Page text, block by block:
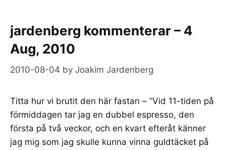
jardenberg kommenterar – 4
Aug, 2010
2010-08-04 by Joakim Jardenberg
Titta hur vi brutit den här fastan – ”Vid 11-tiden på
förmiddagen tar jag en dubbel espresso, den
första på två veckor, och en kvart efteråt känner
jag mig som jag skulle kunna vinna guldtäcket på